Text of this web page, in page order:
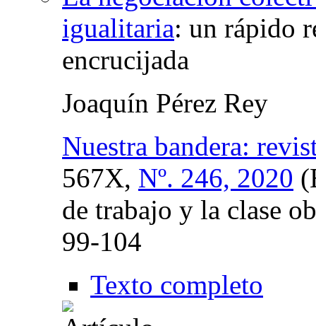
igualitaria: un rápido
encrucijada
Joaquín Pérez Rey
Nuestra bandera:
567X, Nº. 246, 2020
de trabajo y la clase
99-104
Texto completo